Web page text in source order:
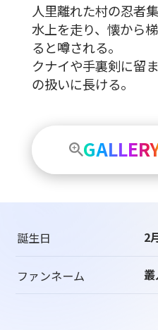
人里離れた村の忍者
水上を走り、懐から
ると噂される。
クナイや手裏剣に留
の扱いに長ける。
誕生日 2
ファンネーム